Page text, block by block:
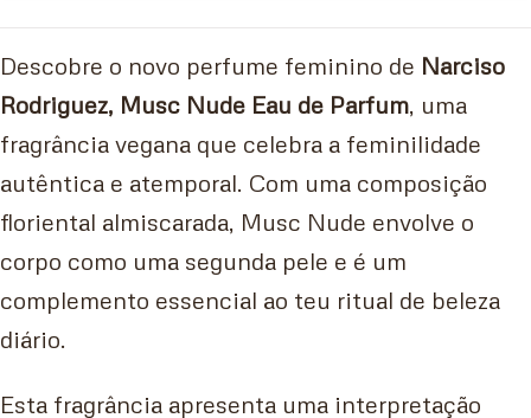
Descobre o novo perfume feminino de Narciso
Rodriguez, Musc Nude Eau de Parfum , uma
fragrância vegana que celebra a feminilidade
autêntica e atemporal. Com uma composição
floriental almiscarada, Musc Nude envolve o
corpo como uma segunda pele e é um
complemento essencial ao teu ritual de beleza
diário.
Esta fragrância apresenta uma interpretação